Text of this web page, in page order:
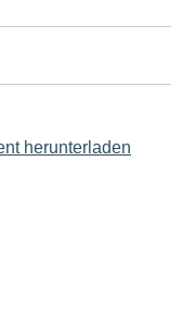
herunterladen